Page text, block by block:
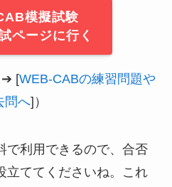
模擬試験
ページに行く
➔ [WEB-CABの練習問題や
問へ]）
で利用できるので、合否
立ててくださいね。これ